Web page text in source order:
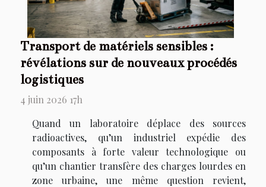
Transport de matériels sensibles :
révélations sur de nouveaux procédés
logistiques
4 juin 2026 17h
Quand un laboratoire déplace des sources
radioactives, qu’un industriel expédie des
composants à forte valeur technologique ou
qu’un chantier transfère des charges lourdes en
zone urbaine, une même question revient,